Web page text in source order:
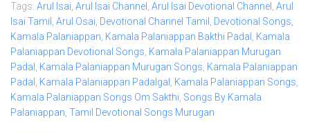
Tags: Arul Isai, Arul Isai Channel , Arul Isai Devotional Channel , Arul
Isai Tamil , Arul Osai, Devotional Channel Tamil , Devotional Songs,
Kamala Palaniappan, Kamala Palaniappan Bakthi Padal , Kamala
Palaniappan Devotional Songs, Kamala Palaniappan Murugan
Padal , Kamala Palaniappan Murugan Songs, Kamala Palaniappan
Padal , Kamala Palaniappan Padalgal , Kamala Palaniappan Songs,
Kamala Palaniappan Songs Om Sakthi, Songs By Kamala
Palaniappan, Tamil Devotional Songs Murugan